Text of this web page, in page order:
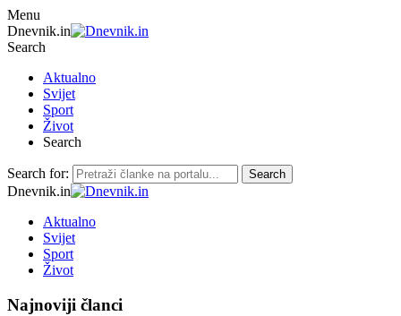
Menu
Dnevnik.in
Search
Aktualno
Svijet
Sport
Život
Search
Search for: Search
Dnevnik.in
Aktualno
Svijet
Sport
Život
Najnoviji članci